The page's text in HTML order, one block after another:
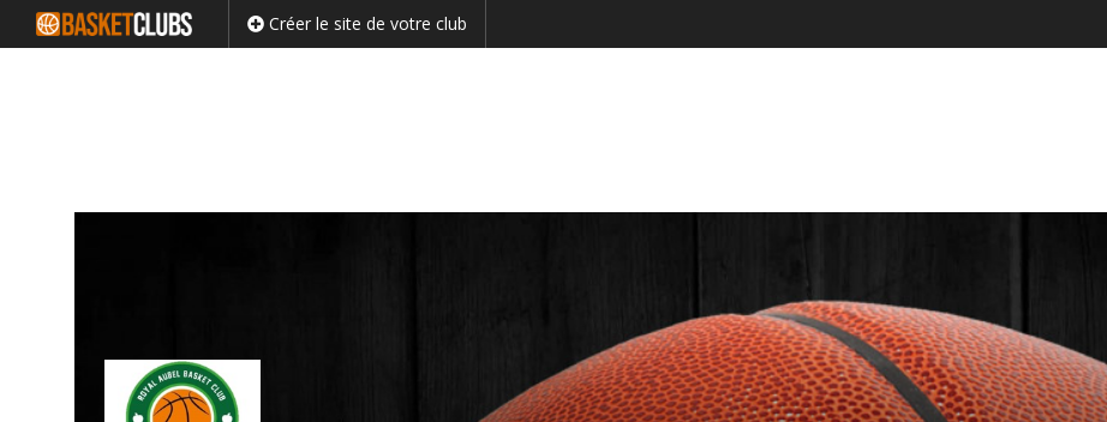
Créer le site de votre club